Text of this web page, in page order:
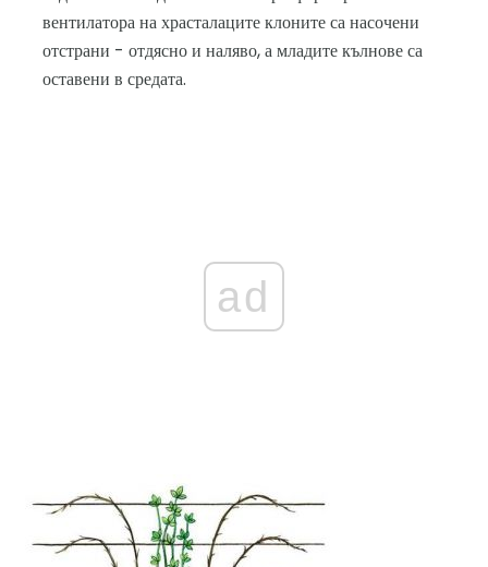
вентилатора на храсталаците клоните са насочени
отстрани - отдясно и наляво, а младите кълнове са
оставени в средата.
ad